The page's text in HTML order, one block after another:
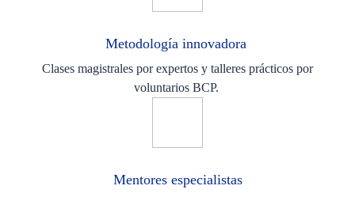
Metodología innovadora
Clases magistrales por expertos y talleres prácticos por
voluntarios BCP.
Mentores especialistas